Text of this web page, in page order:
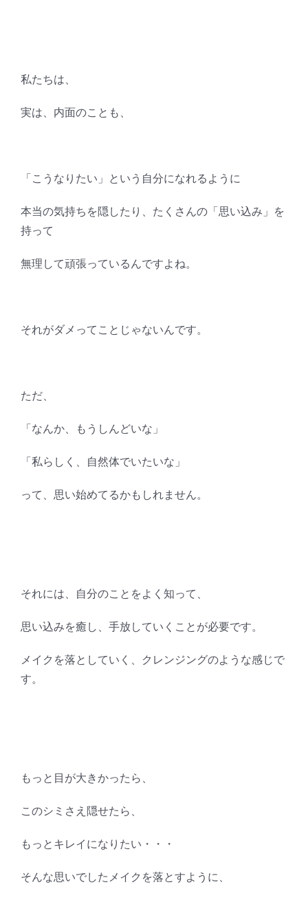
私たちは、
実は、内面のことも、
「こうなりたい」という自分になれるように
本当の気持ちを隠したり、たくさんの「思い込み」を
持って
無理して頑張っているんですよね。
それがダメってことじゃないんです。
ただ、
「なんか、もうしんどいな」
「私らしく、自然体でいたいな」
って、思い始めてるかもしれません。
それには、自分のことをよく知って、
思い込みを癒し、手放していくことが必要です。
メイクを落としていく、クレンジングのような感じで
す。
もっと目が大きかったら、
このシミさえ隠せたら、
もっとキレイになりたい・・・
そんな思いでしたメイクを落とすように、